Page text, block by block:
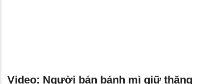
Video: Người bán bánh mì giữ thăng